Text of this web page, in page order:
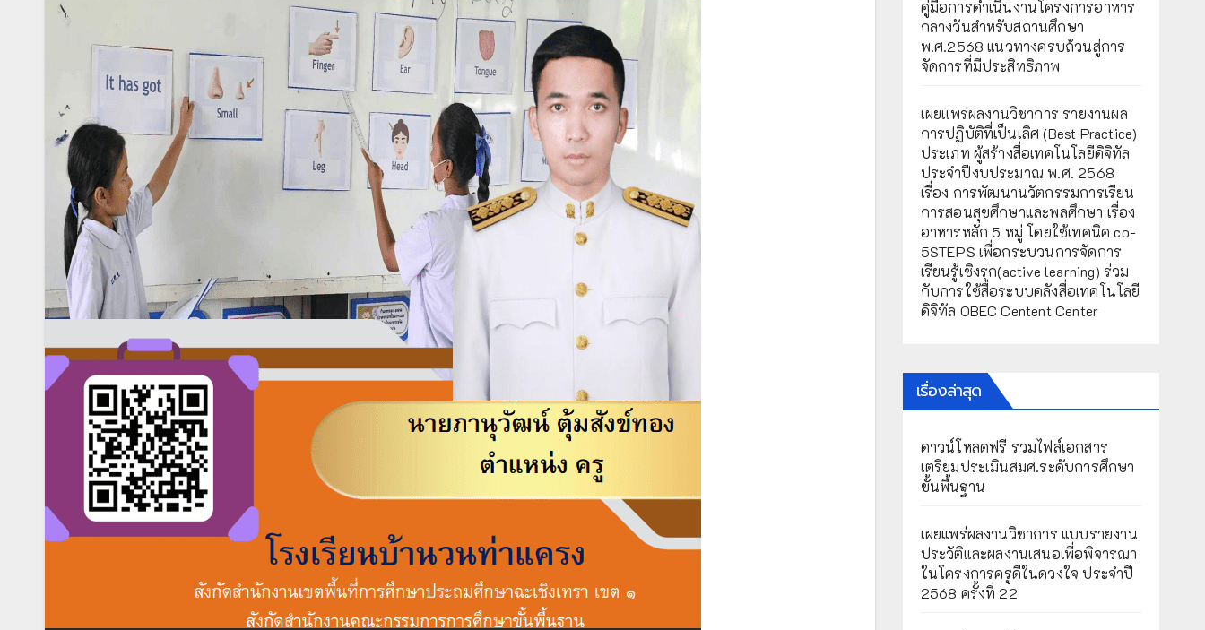
คู่มือการดำเนินงานโครงการอาหาร
กลางวันสำหรับสถานศึกษา
พ.ศ.2568 แนวทางครบถ้วนสู่การ
จัดการที่มีประสิทธิภาพ
เผยเเพร่ผลงานวิชาการ รายงานผล
การปฏิบัติที่เป็นเลิศ (Best Practice)
ประเภท ผู้สร้างสื่อเทคโนโลยีดิจิทัล
ประจำปีงบประมาณ พ.ศ. 2568
เรื่อง การพัฒนานวัตกรรมการเรียน
การสอนสุขศึกษาและพลศึกษา เรื่อง
อาหารหลัก 5 หมู่ โดยใช้เทคนิค co-
5STEPS เพื่อกระบวนการจัดการ
เรียนรู้เชิงรุก(active learning) ร่วม
กับการใช้สื่อระบบคลังสื่อเทคโนโลยี
ดิจิทัล OBEC Centent Center
เรื่องล่าสุด
ดาวน์โหลดฟรี รวมไฟล์เอกสาร
เตรียมประเมินสมศ.ระดับการศึกษา
ขั้นพื้นฐาน
เผยแพร่ผลงานวิชาการ แบบรายงาน
ประวัติและผลงานเสนอเพื่อพิจารณา
ในโครงการครูดีในดวงใจ ประจำปี
2568 ครั้งที่ 22